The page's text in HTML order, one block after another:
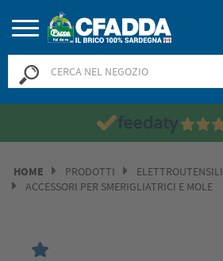
HOME PRODOTTI ELETTROUTENSILI
ACCESSORI PER SMERIGLIATRICI E MOLE